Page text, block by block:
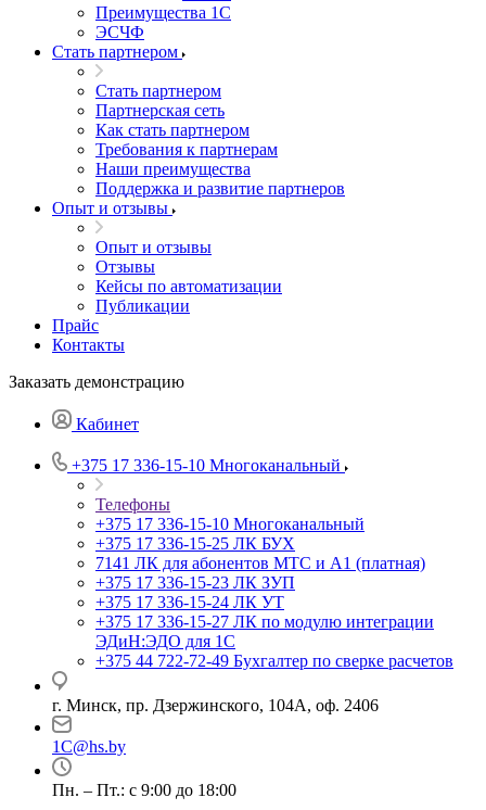
Преимущества 1С
ЭСЧФ
Стать партнером
Стать партнером
Партнерская сеть
Как стать партнером
Требования к партнерам
Наши преимущества
Поддержка и развитие партнеров
Опыт и отзывы
Опыт и отзывы
Отзывы
Кейсы по автоматизации
Публикации
Прайс
Контакты
Заказать демонстрацию
Кабинет
+375 17 336-15-10 Многоканальный
Телефоны
+375 17 336-15-10 Многоканальный
+375 17 336-15-25 ЛК БУХ
7141 ЛК для абонентов МТС и А1 (платная)
+375 17 336-15-23 ЛК ЗУП
+375 17 336-15-24 ЛК УТ
+375 17 336-15-27 ЛК по модулю интеграции
ЭДиН:ЭДО для 1С
+375 44 722-72-49 Бухгалтер по сверке расчетов
г. Минск, пр. Дзержинского, 104А, оф. 2406
1C@hs.by
Пн. – Пт.: с 9:00 до 18:00